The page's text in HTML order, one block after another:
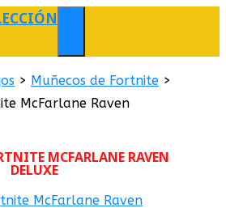
MENÚ
> Muñecos de Fortnite >
McFarlane Raven
MCFARLANE RAVEN
DELUXE